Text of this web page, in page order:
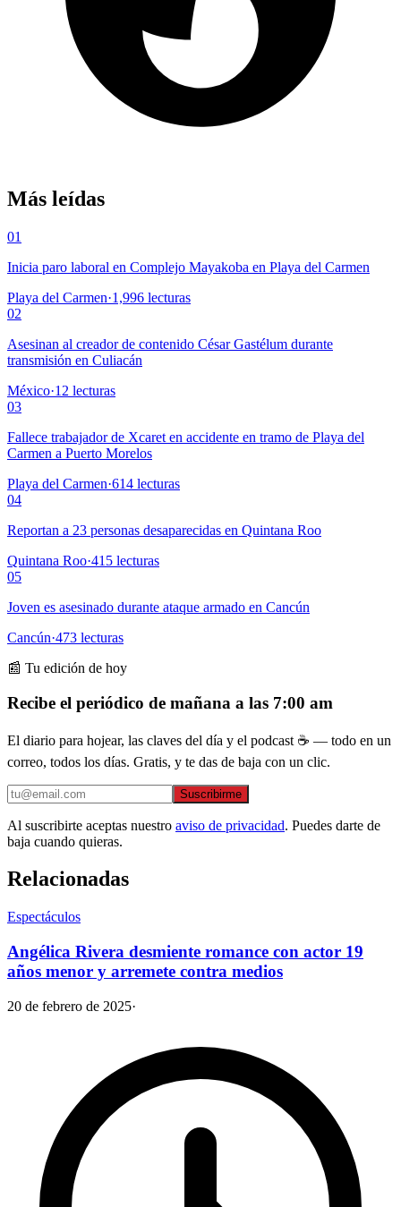
Más leídas
01
Inicia paro laboral en Complejo Mayakoba en Playa del Carmen
Playa del Carmen·1,996 lecturas
02
Asesinan al creador de contenido César Gastélum durante
transmisión en Culiacán
México·12 lecturas
03
Fallece trabajador de Xcaret en accidente en tramo de Playa del
Carmen a Puerto Morelos
Playa del Carmen·614 lecturas
04
Reportan a 23 personas desaparecidas en Quintana Roo
Quintana Roo·415 lecturas
05
Joven es asesinado durante ataque armado en Cancún
Cancún·473 lecturas
📰 Tu edición de hoy
Recibe el periódico de mañana a las 7:00 am
El diario para hojear, las claves del día y el podcast ☕ — todo en un
correo, todos los días. Gratis, y te das de baja con un clic.
Suscribirme
Al suscribirte aceptas nuestro aviso de privacidad. Puedes darte de
baja cuando quieras.
Relacionadas
Espectáculos
Angélica Rivera desmiente romance con actor 19
años menor y arremete contra medios
20 de febrero de 2025·